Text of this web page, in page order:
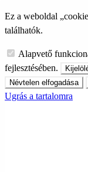
Ez a weboldal
találhatók.
Alapvető
fejlesztésében.
Névtelen elfogadása
Ugrás a tartalomra